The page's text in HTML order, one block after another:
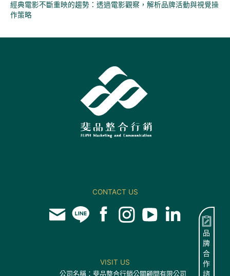
經典電影不斷重映的趨勢：透過電影觀察，解析品牌活動與視覺操
作策略
品
牌
合
作
諮
CONTACT US
VISIT US
公司名稱：斐品整合行銷公關顧問有限公司